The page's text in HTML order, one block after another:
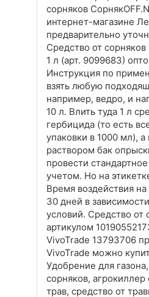
сорняков
интернет-магазине
предварительно
Средство от
1 л (арт. 9099683)
Инструкция по
взять любую
например, ведро, и
10 л. Влить туда 1 л
гербицида (то есть
упаковки в 1000 мл),
раствором бак
провести
учетом. Но на
Время воздействия
30 дней в
условий. Средство от
артикулом
VivoTrade 13793706
VivoTrade можно
Удобрение для
сорняков, агрокиллер
трав, средство от